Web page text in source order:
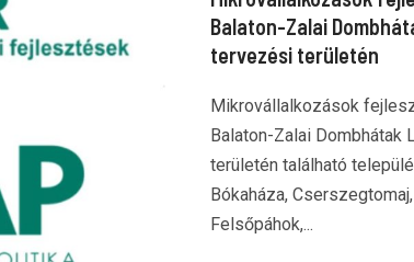
Balaton-Zalai
tervezési területén
Mikrovállalkozások
Balaton-Zalai Dombhátak
területén található
Bókaháza,
Felsőpáhok,...